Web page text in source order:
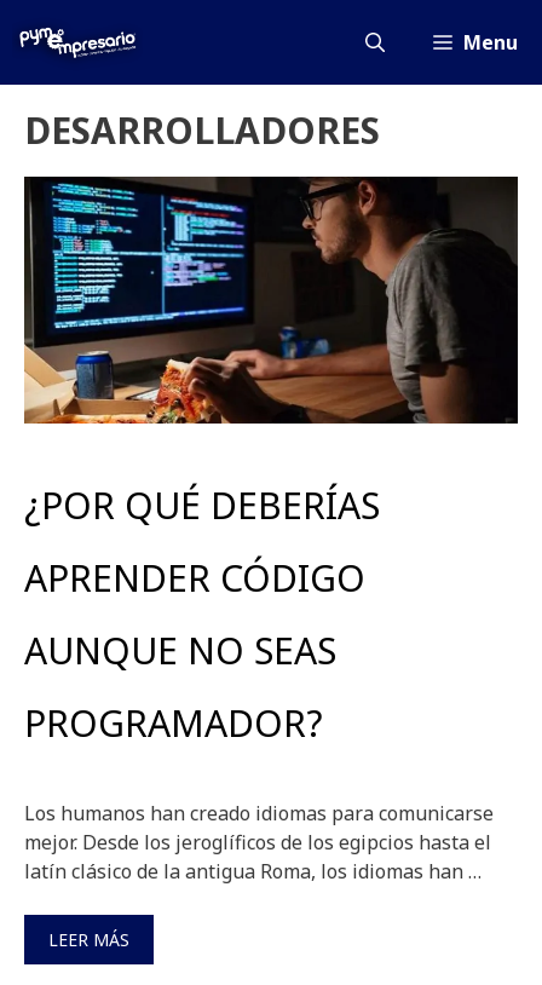
Menu
DESARROLLADORES
¿POR QUÉ DEBERÍAS
APRENDER CÓDIGO
AUNQUE NO SEAS
PROGRAMADOR?
Los humanos han creado idiomas para comunicarse
mejor. Desde los jeroglíficos de los egipcios hasta el
latín clásico de la antigua Roma, los idiomas han …
LEER MÁS